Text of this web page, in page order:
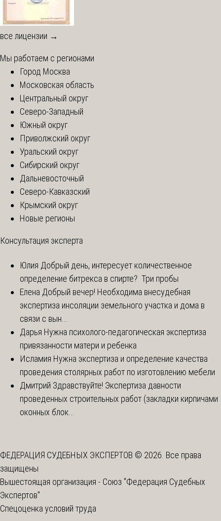
все лицензии →
Мы работаем с регионами
Город Москва
Московская область
Центральный округ
Северо-Западный
Южный округ
Приволжский округ
Уральский округ
Сибирский округ
Дальневосточный
Северо-Кавказский
Крымский округ
Новые регионы
Консультация эксперта
Юлия Добрый день, интересует количественное
определение битрекса в спирте? Три пробы
Елена Добрый вечер! Необходима внесудебная
экспертиза инсоляции земельного участка и дома в
связи с вын...
Дарья Нужна психолого-педагогическая экспертиза
привязанности матери и ребенка
Исламия Нужна экспертиза и определение качества
проведения столярных работ по изготовлению мебели
Дмитрий Здравствуйте! Экспертиза давности
проведенных строительных работ (закладки кирпичами
оконных блок...
ФЕДЕРАЦИЯ СУДЕБНЫХ ЭКСПЕРТОВ © 2026. Все права
защищены
Вышестоящая организация - Союз "Федерация Судебных
Экспертов"
Спецоценка условий труда